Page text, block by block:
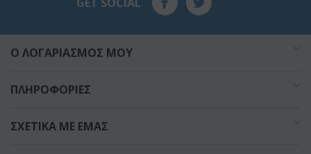
O ΛΟΓΑΡΙΑΣΜΌΣ ΜΟΥ
ΠΛΗΡΟΦΟΡΊΕΣ
ΣΧΕΤΙΚΆ ΜΕ ΕΜΆΣ